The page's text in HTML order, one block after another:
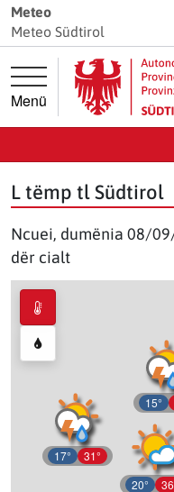
Jì diretamënter ala
Jì diretamënter al cuntenut
Meteo
Meteo Südtirol
Menü
L tëmp tl Südtirol
Ncuei, dumënia 08/
dër cialt
17° 31°
15°
20°